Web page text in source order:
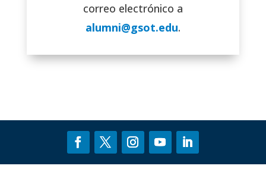
correo electrónico a
alumni@gsot.edu.